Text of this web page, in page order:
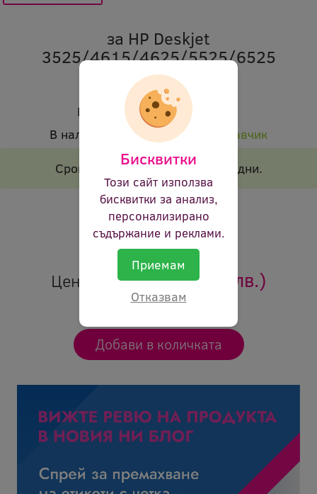
за HP Deskjet
3525/4615/4625/5525/6525
Марка:
HP
Код:
ohi cz111-655ma 7711
В наличност:
Налично при доставчик
Срок на доставка 1-2 работни дни.
Брой страници: 625p
Цвят: магента
Ревю: Оцени продукта
Цена: 15.96 €(31.22 лв.)
Бисквитки
Този сайт използва
бисквитки за анализ,
персонализирано
съдържание и реклами.
Приемам
Отказвам